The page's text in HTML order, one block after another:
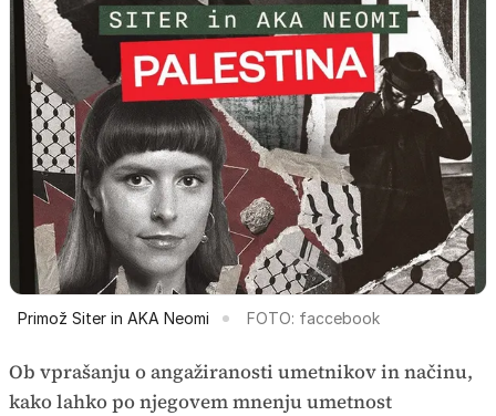
Primož Siter in AKA Neomi FOTO: faccebook
Ob vprašanju o angažiranosti umetnikov in načinu,
kako lahko po njegovem mnenju umetnost